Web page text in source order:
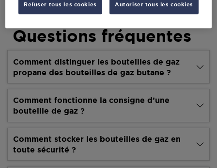
Questions fréquentes
Comment distinguer les bouteilles de gaz
propane des bouteilles de gaz butane ?
Comment fonctionne la consigne d’une
bouteille de gaz ?
Comment stocker les bouteilles de gaz en
toute sécurité ?
Refuser tous les cookies Autoriser tous les cookies